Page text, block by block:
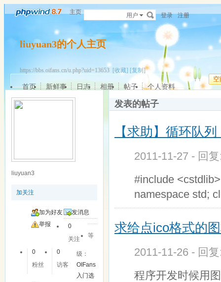
主页 用户 登录 注册
liuyuan3的个人主页
https://bbs.oifans.cn/u.php?uid=13653 [收藏] [复制]
空
首页 新鲜事 日志 相册 帖子 个人资料
liuyuan3
加关注
加为好友
发消息
举报
0
关注
0
粉丝
0
访客
等
级：
OIFans
入门选
发表的帖子
【求助】循环队
2011-11-27 - 回
#include
namespace std;
求给点ico格式的
2011-11-26 - 回
程序开发时候用